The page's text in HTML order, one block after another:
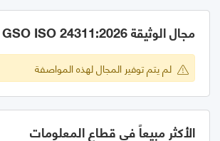
مجال الوثيقة GSO ISO 24311:2026
لم يتم توفير المجال لهذه المواصفة
الأكثر مبيعاً في قطاع المعلومات